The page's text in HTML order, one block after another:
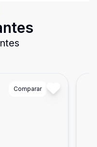
Comparar